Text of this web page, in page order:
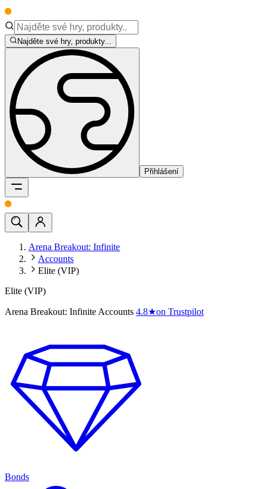
Najděte své hry, produkty...
Přihlášení
Arena Breakout: Infinite
Accounts
Elite (VIP)
Elite (VIP)
Arena Breakout: Infinite Accounts 4.8★on Trustpilot
Bonds